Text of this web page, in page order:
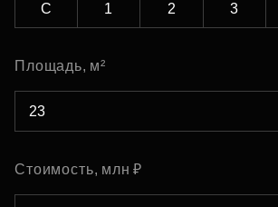
С 1 2 3
Площадь, м²
Стоимость, млн ₽